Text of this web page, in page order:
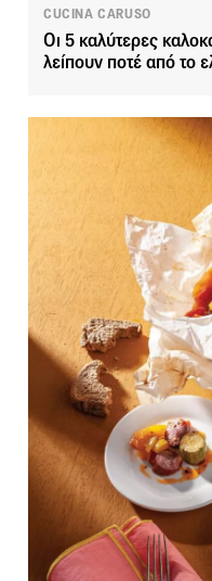
CUCINA CARUSO
Οι 5 καλύτερες
λείπουν ποτέ από το